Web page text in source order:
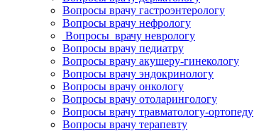
Вопросы врачу гастроэнтерологу
Вопросы врачу нефрологу
Вопросы врачу неврологу
Вопросы врачу педиатру
Вопросы врачу акушеру-гинекологу
Вопросы врачу эндокринологу
Вопросы врачу онкологу
Вопросы врачу отоларингологу
Вопросы врачу травматологу-ортопеду
Вопросы врачу терапевту